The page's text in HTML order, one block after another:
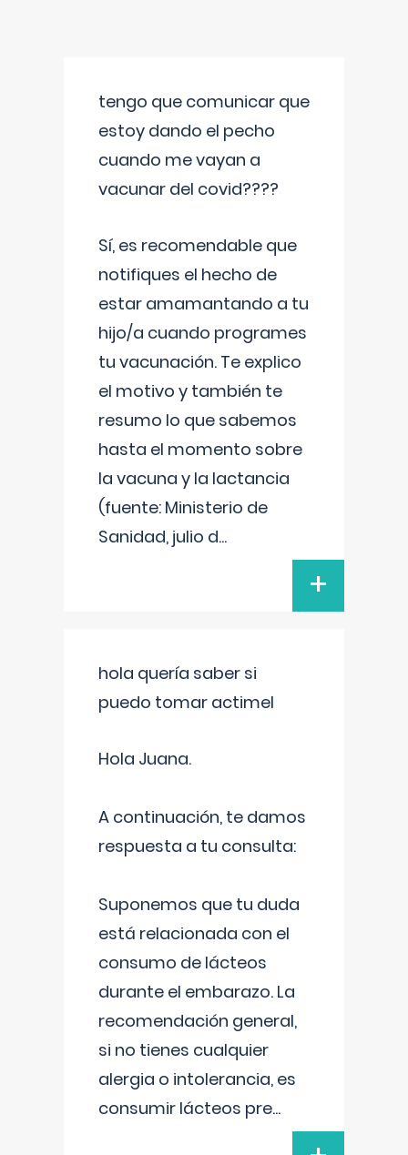
tengo que comunicar que
estoy dando el pecho
cuando me vayan a
vacunar del covid????
Sí, es recomendable que
notifiques el hecho de
estar amamantando a tu
hijo/a cuando programes
tu vacunación. Te explico
el motivo y también te
resumo lo que sabemos
hasta el momento sobre
la vacuna y la lactancia
(fuente: Ministerio de
Sanidad, julio d...
+
hola quería saber si
puedo tomar actimel
Hola Juana.
A continuación, te damos
respuesta a tu consulta:
Suponemos que tu duda
está relacionada con el
consumo de lácteos
durante el embarazo. La
recomendación general,
si no tienes cualquier
alergia o intolerancia, es
consumir lácteos pre...